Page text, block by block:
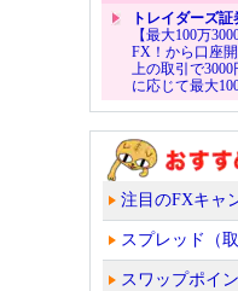
トレイダーズ
【最大100万
FX！から口座
上の取引で
に応じて最大
注目のFXキャ
スプレッド（
スワップポイ